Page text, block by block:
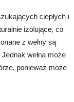
ciepłych i
izolujące, co
z wełny są
wełna może
ponieważ może